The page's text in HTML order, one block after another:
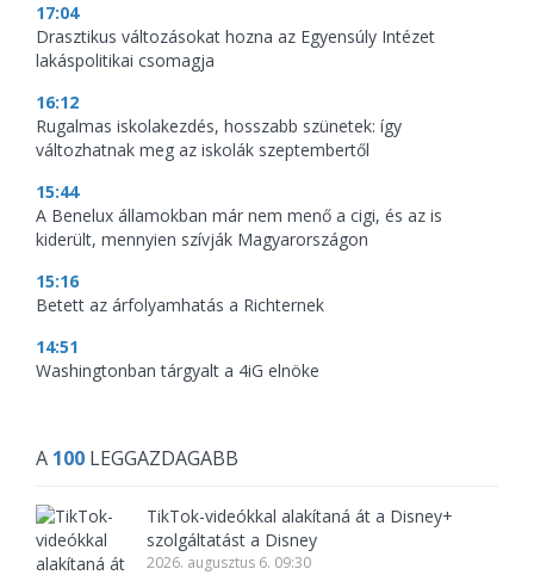
17:04
Drasztikus változásokat hozna az Egyensúly Intézet
lakáspolitikai csomagja
16:12
Rugalmas iskolakezdés, hosszabb szünetek: így
változhatnak meg az iskolák szeptembertől
15:44
A Benelux államokban már nem menő a cigi, és az is
kiderült, mennyien szívják Magyarországon
15:16
Betett az árfolyamhatás a Richternek
14:51
Washingtonban tárgyalt a 4iG elnöke
A 100 LEGGAZDAGABB
TikTok-videókkal alakítaná át a Disney+
szolgáltatást a Disney
2026. augusztus 6. 09:30